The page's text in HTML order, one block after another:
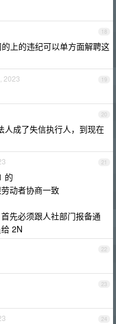
18
上的违纪可以单方面解聘这
19
2023
20
人成了失信执行人，到现在
21
的
动者协商一致
先必须跟人社部门报备通
2N
22
23
24